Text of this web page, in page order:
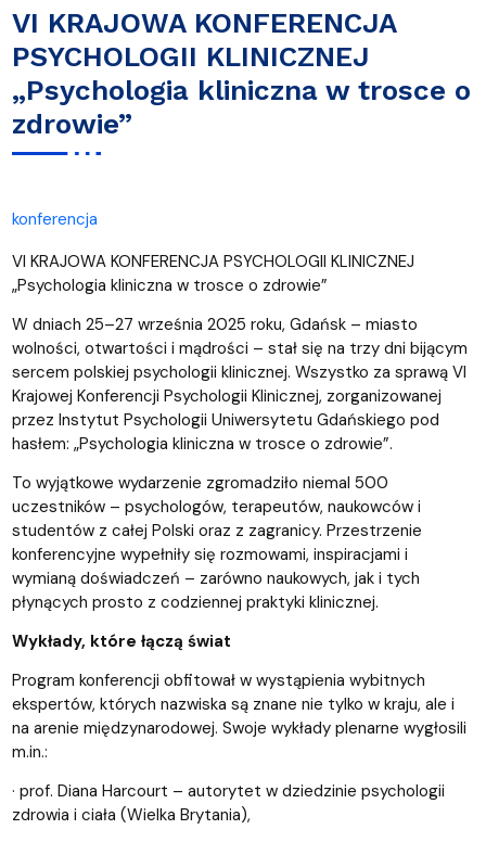
VI KRAJOWA KONFERENCJA
PSYCHOLOGII KLINICZNEJ
„Psychologia kliniczna w trosce o
zdrowie”
konferencja
VI KRAJOWA KONFERENCJA PSYCHOLOGII KLINICZNEJ
„Psychologia kliniczna w trosce o zdrowie”
W dniach 25–27 września 2025 roku, Gdańsk – miasto
wolności, otwartości i mądrości – stał się na trzy dni bijącym
sercem polskiej psychologii klinicznej. Wszystko za sprawą VI
Krajowej Konferencji Psychologii Klinicznej, zorganizowanej
przez Instytut Psychologii Uniwersytetu Gdańskiego pod
hasłem: „Psychologia kliniczna w trosce o zdrowie”.
To wyjątkowe wydarzenie zgromadziło niemal 500
uczestników – psychologów, terapeutów, naukowców i
studentów z całej Polski oraz z zagranicy. Przestrzenie
konferencyjne wypełniły się rozmowami, inspiracjami i
wymianą doświadczeń – zarówno naukowych, jak i tych
płynących prosto z codziennej praktyki klinicznej.
Wykłady, które łączą świat
Program konferencji obfitował w wystąpienia wybitnych
ekspertów, których nazwiska są znane nie tylko w kraju, ale i
na arenie międzynarodowej. Swoje wykłady plenarne wygłosili
m.in.:
· prof. Diana Harcourt – autorytet w dziedzinie psychologii
zdrowia i ciała (Wielka Brytania),